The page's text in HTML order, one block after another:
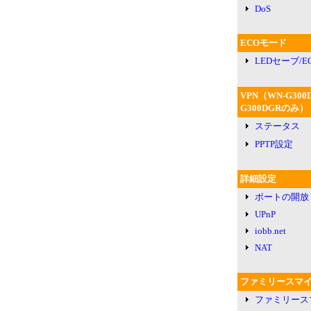
DoS
ECOモード
LEDセーブ/
VPN（WN-
G300DGRのみ）
ステータス
PPTP設定
詳細設定
ポートの開放
UPnP
iobb.net
NAT
ファミリースマ
ファミリー